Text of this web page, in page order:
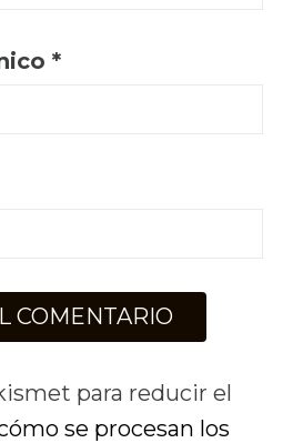
*
para reducir el
se procesan los